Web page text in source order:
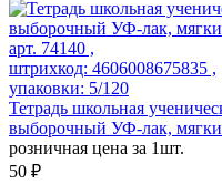
арт. 74140 ,
штрихкод: 4606008675835 ,
упаковки: 5/120
Тетрадь школьная
выборочный УФ-лак,
розничная цена за 1шт.
50 ₽